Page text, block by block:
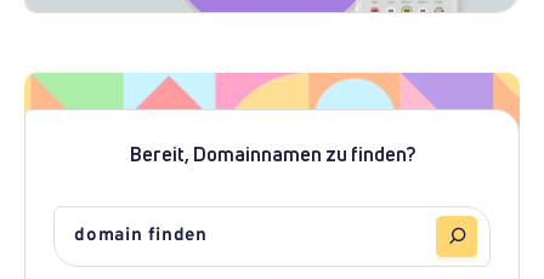
Bereit, Domainnamen zu finden?